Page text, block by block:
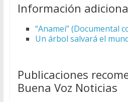
Información
“Anamei” (Documental
Un árbol salvará el
Publicaciones
Buena Voz Noticias